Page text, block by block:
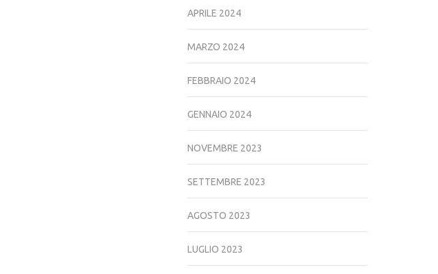
APRILE 2024
MARZO 2024
FEBBRAIO 2024
GENNAIO 2024
NOVEMBRE 2023
SETTEMBRE 2023
AGOSTO 2023
LUGLIO 2023